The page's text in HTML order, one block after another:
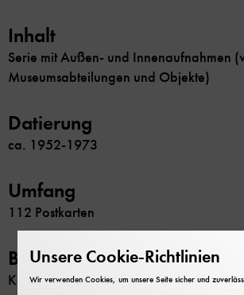
Inhalt
Serie mit Außen- und Innenaufnahmen
Museumsabteilungen und Objekte)
Datierung
ca. 1952-1973
Umfang
112 Postkarten
Beschränkung
Keine
Unsere Cookie-Richtlinien
Wir verwenden Cookies, um unsere Seite sicher und